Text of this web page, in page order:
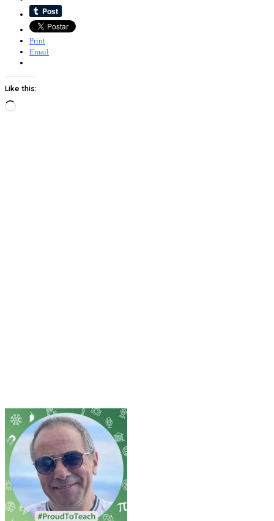
Print
Email
Like this:
Loading…